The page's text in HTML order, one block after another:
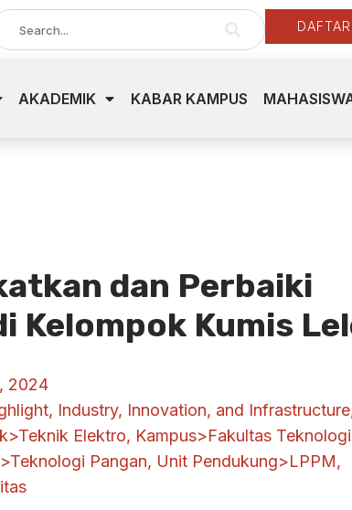
AKADEMIK KABAR KAMPUS
dan Perbaiki
Kelompok Kumis
2024
, Industry, Innovation, and Infrastructure
Elektro, Kampus>Fakultas Teknologi
Pangan, Unit Pendukung>LPPM,